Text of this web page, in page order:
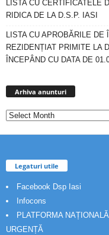
LISTA CU CERTIFICATELE
RIDICA DE LA D.S.P. IASI
LISTA CU APROBĂRILE DE
REZIDENȚIAT PRIMITE LA
ÎNCEPÂND CU DATA DE
Arhiva anunturi
Legaturi utile
Facebook Dsp Iasi
Infocons
PLATFORMA
URGENȚĂ